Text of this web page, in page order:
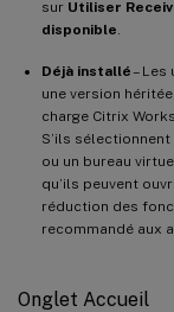
sur Utiliser
disponible
Déjà installé–
une version
charge Citrix
S’ils
ou un bureau
qu’ils peuvent
réduction des
recommandé aux
Onglet Accueil